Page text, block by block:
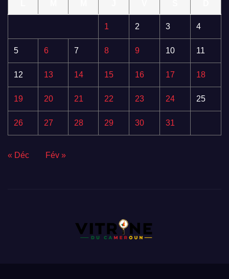
1 2 3 4
5 6 7 8 9 10 11
12 13 14 15 16 17 18
19 20 21 22 23 24 25
26 27 28 29 30 31
« Déc Fév »